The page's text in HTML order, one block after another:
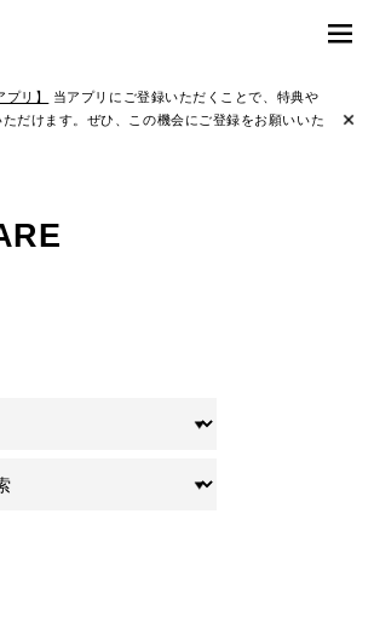
リ】
当アプリにご登録いただくことで、特典や
だけます。ぜひ、この機会にご登録をお願いいた